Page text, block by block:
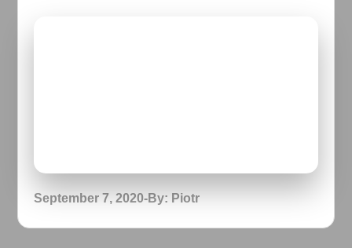
Posted
September 7, 2020 By: Piotr